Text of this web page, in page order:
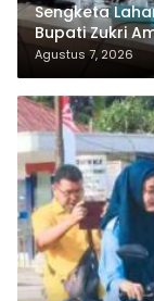
Sengketa
Bupati Zukri
Agustus 7, 2026